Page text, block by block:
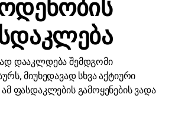
დააკლდება შემდგომი
მიუხედავად სხვა აქტიური
ფასდაკლების გამოყენების ვადა